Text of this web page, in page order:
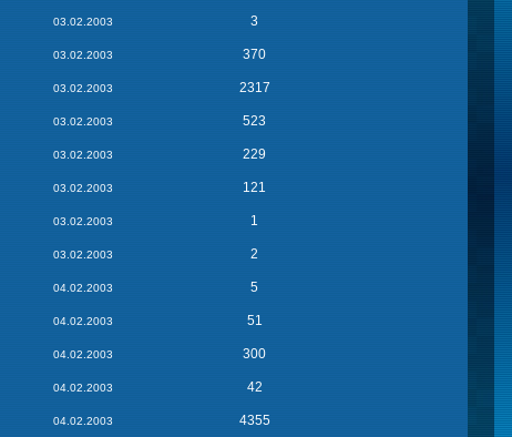
03.02.2003 3
03.02.2003 370
03.02.2003 2317
03.02.2003 523
03.02.2003 229
03.02.2003 121
03.02.2003 1
03.02.2003 2
04.02.2003 5
04.02.2003 51
04.02.2003 300
04.02.2003 42
04.02.2003 4355